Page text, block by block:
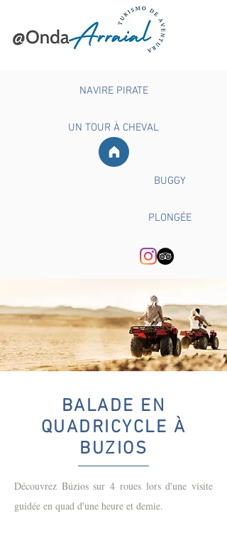
NAVIRE PIRATE
UN TOUR À CHEVAL
BUGGY
PLONGÉE
BALADE EN
QUADRICYCLE À
BUZIOS
Découvrez Búzios sur 4 roues lors d'une visite
guidée en quad d'une heure et demie.